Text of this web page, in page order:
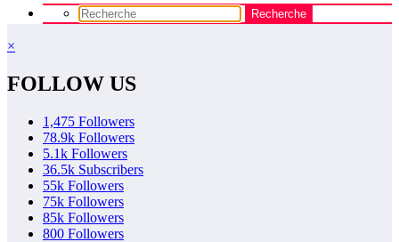
×
FOLLOW US
1,475 Followers
78.9k Followers
5.1k Followers
36.5k Subscribers
55k Followers
75k Followers
85k Followers
800 Followers